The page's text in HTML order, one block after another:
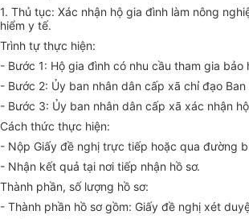
1. Thủ tục: Xác nhận hộ gia đình làm nông
hiểm y tế.
Trình tự thực hiện:
- Bước 1: Hộ gia đình có nhu cầu tham gia
- Bước 2: Ủy ban nhân dân cấp xã chỉ đạo
- Bước 3: Ủy ban nhân dân cấp xã xác nhận
Cách thức thực hiện:
- Nộp Giấy đề nghị trực tiếp hoặc qua đường
- Nhận kết quả tại nơi tiếp nhận hồ sơ.
Thành phần, số lượng hồ sơ:
- Thành phần hồ sơ gồm: Giấy đề nghị xét